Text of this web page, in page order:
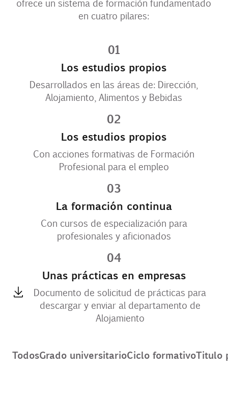
ofrece un sistema de formación fundamentado
en cuatro pilares:
01
Los estudios propios
Desarrollados en las áreas de: Dirección,
Alojamiento, Alimentos y Bebidas
02
Los estudios propios
Con acciones formativas de Formación
Profesional para el empleo
03
La formación continua
Con cursos de especialización para
profesionales y aficionados
04
Unas prácticas en empresas
Documento de solicitud de prácticas para
descargar y enviar al departamento de
Alojamiento
TodosGrado universitarioCiclo formativoTitulo